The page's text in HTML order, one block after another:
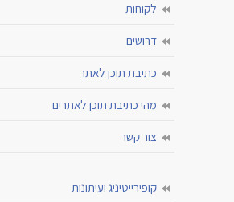
לקוחות
דרושים
כתיבת תוכן לאתר
מהי כתיבת תוכן לאתרים
צור קשר
קופירייטיניג ועיתונות